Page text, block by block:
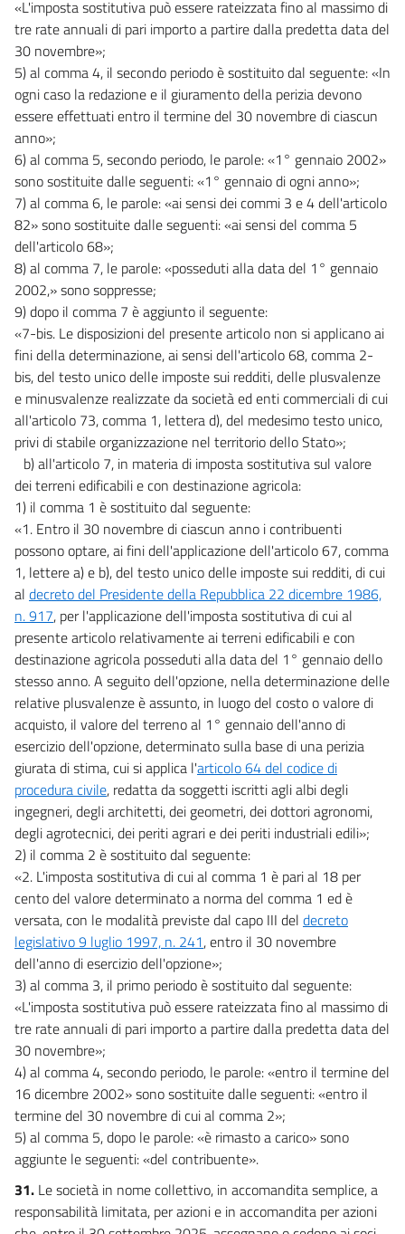
«L'imposta sostitutiva può essere rateizzata fino al massimo di
tre rate annuali di pari importo a partire dalla predetta data del
30 novembre»;
5) al comma 4, il secondo periodo è sostituito dal seguente: «In
ogni caso la redazione e il giuramento della perizia devono
essere effettuati entro il termine del 30 novembre di ciascun
anno»;
6) al comma 5, secondo periodo, le parole: «1° gennaio 2002»
sono sostituite dalle seguenti: «1° gennaio di ogni anno»;
7) al comma 6, le parole: «ai sensi dei commi 3 e 4 dell'articolo
82» sono sostituite dalle seguenti: «ai sensi del comma 5
dell'articolo 68»;
8) al comma 7, le parole: «posseduti alla data del 1° gennaio
2002,» sono soppresse;
9) dopo il comma 7 è aggiunto il seguente:
«7-bis. Le disposizioni del presente articolo non si applicano ai
fini della determinazione, ai sensi dell'articolo 68, comma 2-
bis, del testo unico delle imposte sui redditi, delle plusvalenze
e minusvalenze realizzate da società ed enti commerciali di cui
all'articolo 73, comma 1, lettera d), del medesimo testo unico,
privi di stabile organizzazione nel territorio dello Stato»;
b) all'articolo 7, in materia di imposta sostitutiva sul valore
dei terreni edificabili e con destinazione agricola:
1) il comma 1 è sostituito dal seguente:
«1. Entro il 30 novembre di ciascun anno i contribuenti
possono optare, ai fini dell'applicazione dell'articolo 67, comma
1, lettere a) e b), del testo unico delle imposte sui redditi, di cui
al decreto del Presidente della Repubblica 22 dicembre 1986,
n. 917, per l'applicazione dell'imposta sostitutiva di cui al
presente articolo relativamente ai terreni edificabili e con
destinazione agricola posseduti alla data del 1° gennaio dello
stesso anno. A seguito dell'opzione, nella determinazione delle
relative plusvalenze è assunto, in luogo del costo o valore di
acquisto, il valore del terreno al 1° gennaio dell'anno di
esercizio dell'opzione, determinato sulla base di una perizia
giurata di stima, cui si applica l'articolo 64 del codice di
procedura civile, redatta da soggetti iscritti agli albi degli
ingegneri, degli architetti, dei geometri, dei dottori agronomi,
degli agrotecnici, dei periti agrari e dei periti industriali edili»;
2) il comma 2 è sostituito dal seguente:
«2. L'imposta sostitutiva di cui al comma 1 è pari al 18 per
cento del valore determinato a norma del comma 1 ed è
versata, con le modalità previste dal capo III del decreto
legislativo 9 luglio 1997, n. 241, entro il 30 novembre
dell'anno di esercizio dell'opzione»;
3) al comma 3, il primo periodo è sostituito dal seguente:
«L'imposta sostitutiva può essere rateizzata fino al massimo di
tre rate annuali di pari importo a partire dalla predetta data del
30 novembre»;
4) al comma 4, secondo periodo, le parole: «entro il termine del
16 dicembre 2002» sono sostituite dalle seguenti: «entro il
termine del 30 novembre di cui al comma 2»;
5) al comma 5, dopo le parole: «è rimasto a carico» sono
aggiunte le seguenti: «del contribuente».
31. Le società in nome collettivo, in accomandita semplice, a
responsabilità limitata, per azioni e in accomandita per azioni